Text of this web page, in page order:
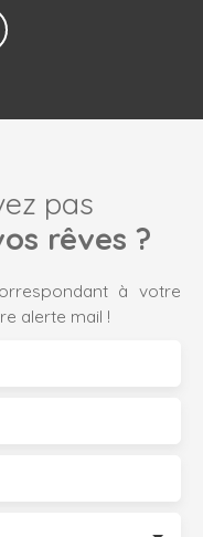
pas
rêves ?
à votre
alerte mail !